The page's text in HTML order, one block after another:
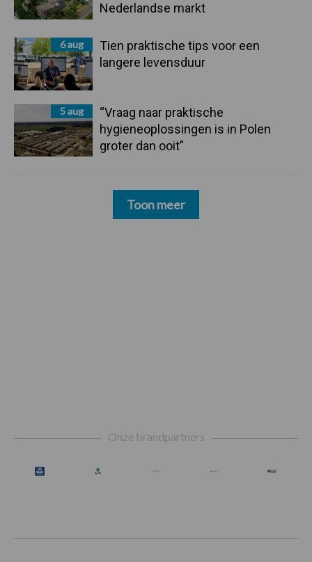
Nederlandse markt
6 aug
Tien praktische tips voor een
langere levensduur
5 aug
“Vraag naar praktische
hygieneoplossingen is in Polen
groter dan ooit”
Toon meer
Onze brandpartners